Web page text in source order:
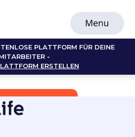
PLATTFORM FÜR DEINE
-
ERSTELLEN
Mitglied werden